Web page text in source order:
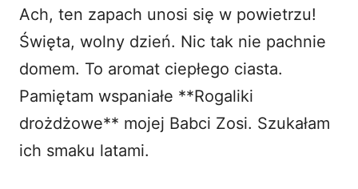
i
d
e
Ach, ten zapach unosi się w powietrzu!
Święta, wolny dzień. Nic tak nie pachnie
domem. To aromat ciepłego ciasta.
Pamiętam wspaniałe **Rogaliki
drożdżowe** mojej Babci Zosi. Szukałam
ich smaku latami.